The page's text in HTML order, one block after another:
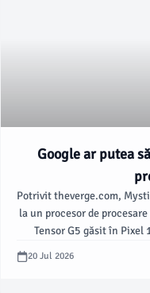
Google ar putea
Potrivit theverge.com,
la un procesor de
Tensor G5 găsit în
20 Jul 2026